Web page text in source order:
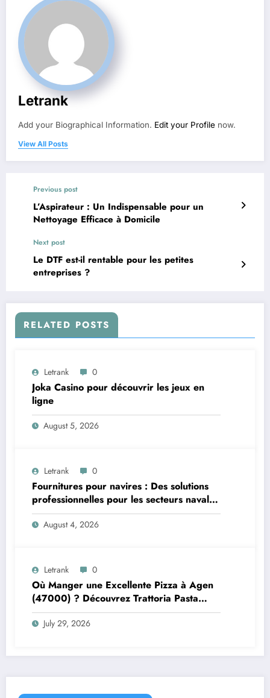
Letrank
Add your Biographical Information. Edit your Profile now.
View All Posts
Previous post
L’Aspirateur : Un Indispensable pour un
Nettoyage Efficace à Domicile
Next post
Le DTF est-il rentable pour les petites
entreprises ?
RELATED POSTS
Letrank 0
Joka Casino pour découvrir les jeux en
ligne
August 5, 2026
Letrank 0
Fournitures pour navires : Des solutions
professionnelles pour les secteurs naval et
offshore
August 4, 2026
Letrank 0
Où Manger une Excellente Pizza à Agen
(47000) ? Découvrez Trattoria Pasta
Pizza Brax
July 29, 2026